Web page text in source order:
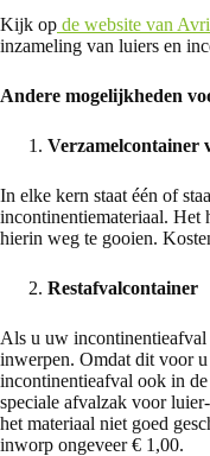
Kijk op de website van Avri
inzameling van luiers en
Andere mogelijkheden
Verzamelcontainer
In elke kern staat één of
incontinentiemateriaal. Het
hierin weg te gooien.
Restafvalcontainer
Als u uw
inwerpen. Omdat dit voor
incontinentieafval ook in
speciale afvalzak voor
het materiaal niet goed
inworp ongeveer € 1,00.